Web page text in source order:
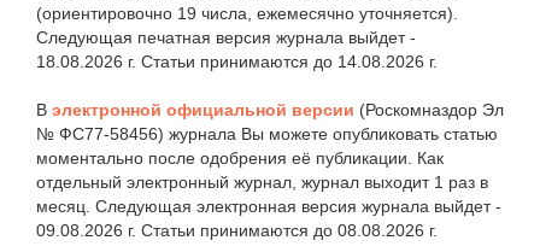
(ориентировочно 19 числа, ежемесячно уточняется).
Следующая печатная версия журнала выйдет -
18.08.2026 г. Статьи принимаются до 14.08.2026 г.
В электронной официальной версии (Роскомназдор Эл
№ ФС77-58456) журнала Вы можете опубликовать статью
моментально после одобрения её публикации. Как
отдельный электронный журнал, журнал выходит 1 раз в
месяц. Следующая электронная версия журнала выйдет -
09.08.2026 г. Статьи принимаются до 08.08.2026 г.